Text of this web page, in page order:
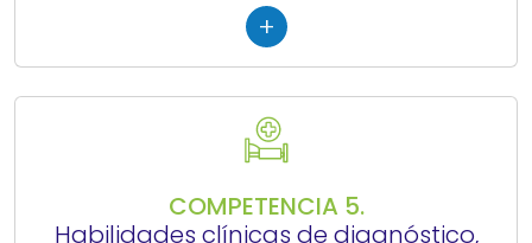
+
COMPETENCIA 5.
Habilidades clínicas de diagnóstico,